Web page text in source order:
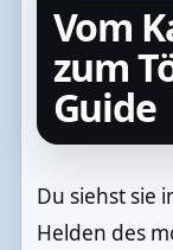
Vom
zum
Guide
Du siehst sie
Helden des